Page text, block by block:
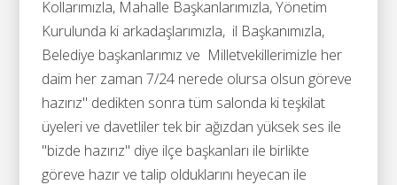
Kollarımızla, Mahalle Başkanlarımızla, Yönetim
Kurulunda ki arkadaşlarımızla, il Başkanımızla,
Belediye başkanlarımız ve Milletvekillerimizle her
daim her zaman 7/24 nerede olursa olsun göreve
hazırız" dedikten sonra tüm salonda ki teşkilat
üyeleri ve davetliler tek bir ağızdan yüksek ses ile
"bizde hazırız" diye ilçe başkanları ile birlikte
göreve hazır ve talip olduklarını heyecan ile